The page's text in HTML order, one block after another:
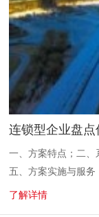
连锁型企业盘
一、方案特点；二、
五、方案实施与服务
包括服务器端和手持
了解详情